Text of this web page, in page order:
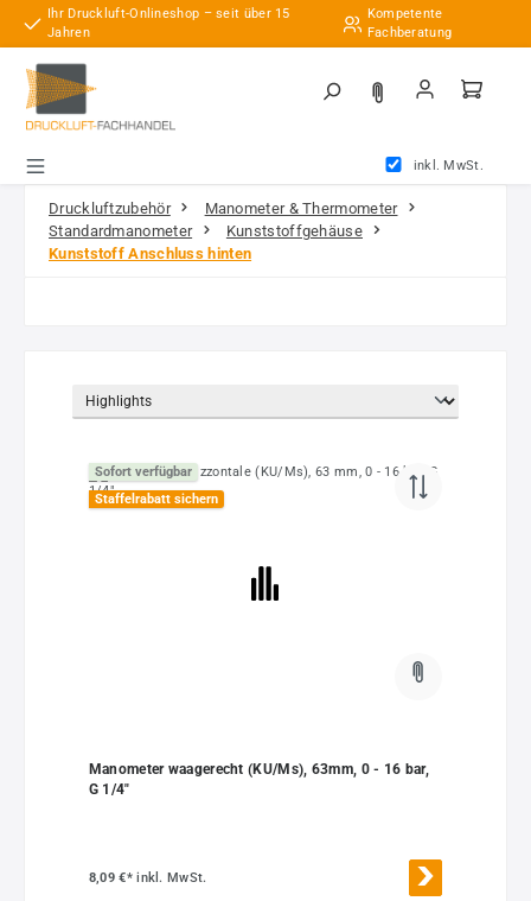
Zum Hauptinhalt springen
Ihr Druckluft-Onlineshop – seit über 15
Jahren
Kompetente
Fachberatung
inkl. MwSt.
Druckluftzubehör
Manometer & Thermometer
Standardmanometer
Kunststoffgehäuse
Kunststoff Anschluss hinten
Sofort verfügbar
Staffelrabatt sichern
Manometer waagerecht (KU/Ms), 63mm, 0 - 16 bar,
G 1/4"
8,09 €*inkl. MwSt.